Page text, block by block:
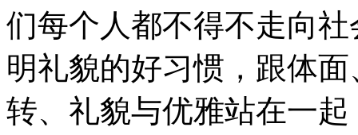
们每个人都不得不走向
明礼貌的好习惯，跟体
转、礼貌与优雅站在一